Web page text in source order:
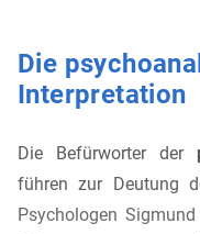
Die
Interpretation
Die Befürworter der
führen zur Deutung
Psychologen